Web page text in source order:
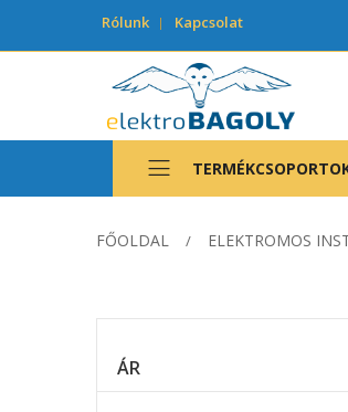
Rólunk Kapcsolat
FŐOLDAL ELEKTROMOS
ÁR